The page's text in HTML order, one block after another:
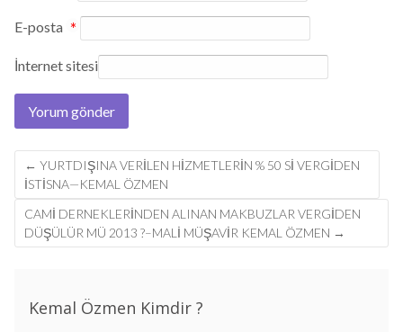
E-posta *
İnternet sitesi
Post
navigation
← YURTDIŞINA VERILEN HIZMETLERIN % 50 SI VERGIDEN
ISTISNA—KEMAL ÖZMEN
CAMI DERNEKLERINDEN ALINAN MAKBUZLAR VERGIDEN
DÜŞÜLÜR MÜ 2013 ?–MALİ MÜŞAVİR KEMAL ÖZMEN →
Kemal Özmen Kimdir ?